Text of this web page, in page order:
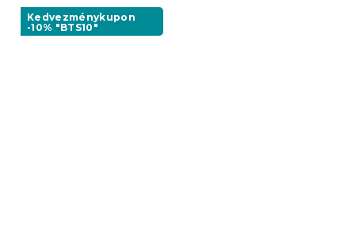
Kedvezménykupon
-10% "BTS10"